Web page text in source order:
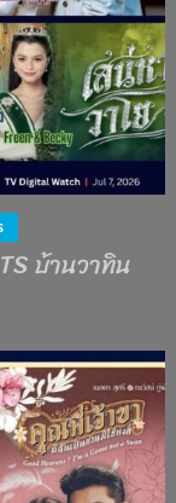
บ้านวาทิน